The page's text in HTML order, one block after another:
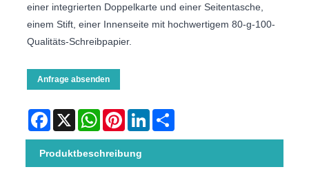
einer integrierten Doppelkarte und einer Seitentasche,
einem Stift, einer Innenseite mit hochwertigem 80-g-100-
Qualitäts-Schreibpapier.
Anfrage absenden
Facebook
X WhatsAppPinterestLinkedIn
Produktbeschreibung